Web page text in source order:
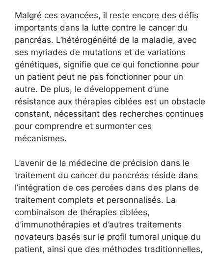
Malgré ces avancées, il reste encore des défis
importants dans la lutte contre le cancer du
pancréas. L’hétérogénéité de la maladie, avec
ses myriades de mutations et de variations
génétiques, signifie que ce qui fonctionne pour
un patient peut ne pas fonctionner pour un
autre. De plus, le développement d’une
résistance aux thérapies ciblées est un obstacle
constant, nécessitant des recherches continues
pour comprendre et surmonter ces
mécanismes.
L’avenir de la médecine de précision dans le
traitement du cancer du pancréas réside dans
l’intégration de ces percées dans des plans de
traitement complets et personnalisés. La
combinaison de thérapies ciblées,
d’immunothérapies et d’autres traitements
novateurs basés sur le profil tumoral unique du
patient, ainsi que des méthodes traditionnelles,